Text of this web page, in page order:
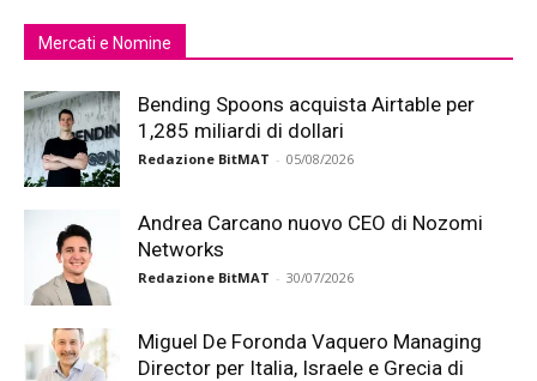
Mercati e Nomine
Bending Spoons acquista Airtable per
1,285 miliardi di dollari
Redazione BitMAT - 05/08/2026
Andrea Carcano nuovo CEO di Nozomi
Networks
Redazione BitMAT - 30/07/2026
Miguel De Foronda Vaquero Managing
Director per Italia, Israele e Grecia di